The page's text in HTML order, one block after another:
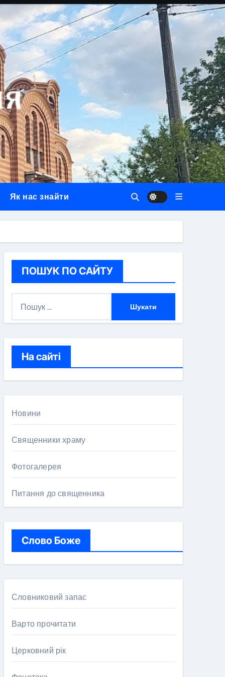
Як нас знайти
ПОШУК ПО САЙТУ
:
На сайті
Новини
Священники храму
Фотогалерея
Питання до священника
Слово Боже
Словниковий запас
Варто прочитати
Церковний рік